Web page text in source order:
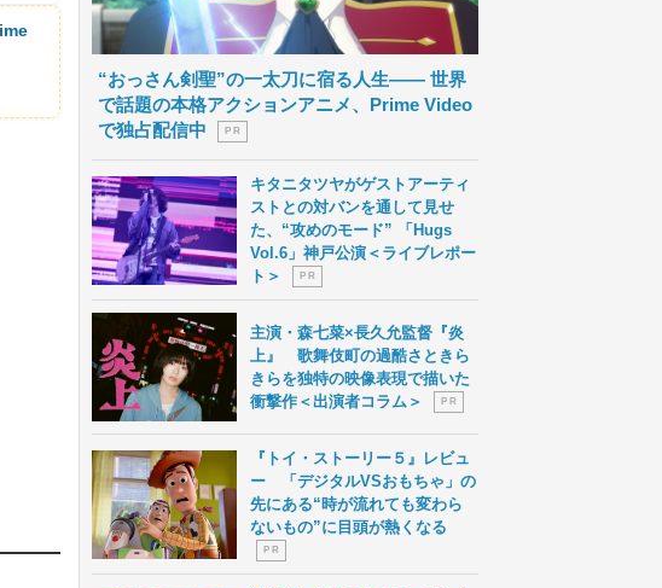
“おっさん剣聖”の一太刀に宿る人生―― 世界
で話題の本格アクションアニメ、Prime Video
で独占配信中
P R
キタニタツヤがゲストアーティ
ストとの対バンを通して見せ
た、“攻めのモード” 「Hugs
Vol.6」神戸公演＜ライブレポー
ト＞
P R
主演・森七菜×長久允監督『炎
上』 歌舞伎町の過酷さときら
きらを独特の映像表現で描いた
衝撃作＜出演者コラム＞
P R
『トイ・ストーリー５』レビュ
ー 「デジタルVSおもちゃ」の
先にある“時が流れても変わら
ないもの”に目頭が熱くなる
P R